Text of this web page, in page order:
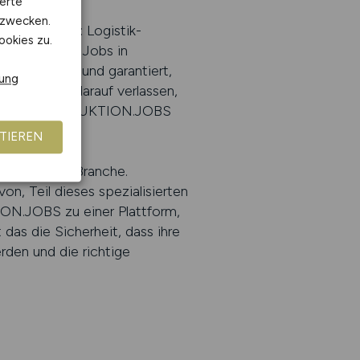
das: Logistik-
nach Jobs in
das Portal und garantiert,
sich darauf verlassen,
PRODUKTION.JOBS
in der Branche.
Teil dieses spezialisierten
zu einer Plattform,
die Sicherheit, dass ihre
und die richtige
zu.